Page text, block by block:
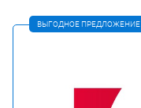
ВЫГОДНОЕ ПРЕДЛОЖЕНИЕ